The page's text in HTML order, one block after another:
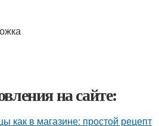
на сайте:
как в магазине: простой рецепт